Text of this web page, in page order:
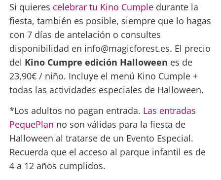
Si quieres celebrar tu Kino Cumple durante la
fiesta, también es posible, siempre que lo hagas
con 7 días de antelación o consultes
disponibilidad en info@magicforest.es. El precio
del Kino Cumpre edición Halloween es de
23,90€ / niño. Incluye el menú Kino Cumple +
todas las actividades especiales de Halloween.
*Los adultos no pagan entrada. Las entradas
PequePlan no son válidas para la fiesta de
Halloween al tratarse de un Evento Especial.
Recuerda que el acceso al parque infantil es de
4 a 12 años cumplidos.